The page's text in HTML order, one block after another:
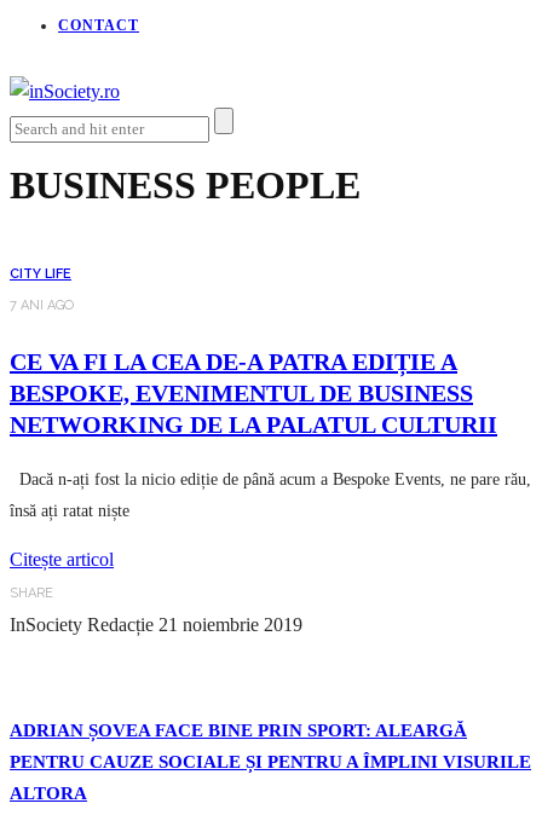
CONTACT
BUSINESS PEOPLE
CITY LIFE
7 ANI AGO
CE VA FI LA CEA DE-A PATRA EDIȚIE A
BESPOKE, EVENIMENTUL DE BUSINESS
NETWORKING DE LA PALATUL CULTURII
Dacă n-ați fost la nicio ediție de până acum a Bespoke Events, ne pare rău,
însă ați ratat niște
Citește articol
SHARE
InSociety Redacție 21 noiembrie 2019
ADRIAN ȘOVEA FACE BINE PRIN SPORT: ALEARGĂ
PENTRU CAUZE SOCIALE ȘI PENTRU A ÎMPLINI VISURILE
ALTORA